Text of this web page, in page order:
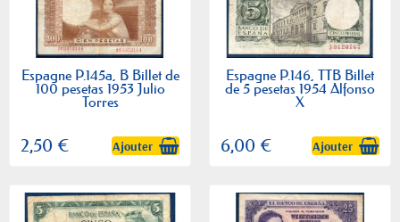
Espagne P.145a, B Billet de
100 pesetas 1953 Julio
Torres
2,50 € Ajouter
Espagne P.146, TTB Billet
de 5 pesetas 1954 Alfonso
X
6,00 € Ajouter